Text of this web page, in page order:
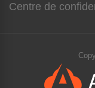
Centre de